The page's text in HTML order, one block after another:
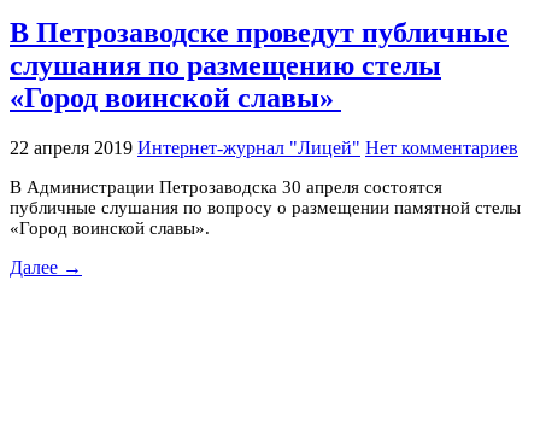
В Петрозаводске проведут публичные
слушания по размещению стелы
«Город воинской славы»
22 апреля 2019 Интернет-журнал "Лицей" Нет комментариев
В Администрации Петрозаводска 30 апреля состоятся
публичные слушания по вопросу о размещении памятной стелы
«Город воинской славы».
Далее →